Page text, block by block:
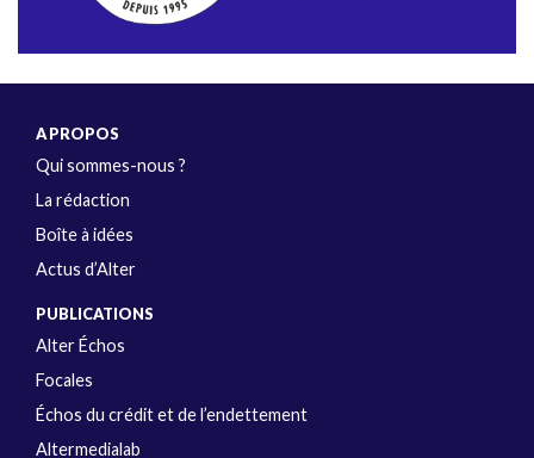
A PROPOS
Qui sommes-nous ?
La rédaction
Boîte à idées
Actus d’Alter
PUBLICATIONS
Alter Échos
Focales
Échos du crédit et de l’endettement
Altermedialab